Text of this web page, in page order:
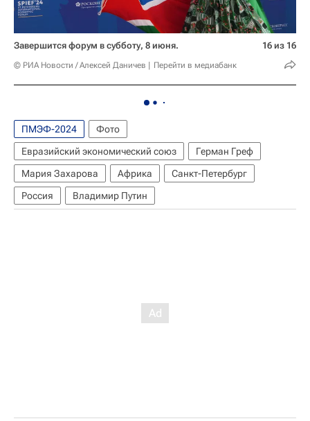
Завершится форум в субботу, 8 июня.
© РИА Новости / Алексей Даничев Перейти в медиабанк
16 из 16
ПМЭФ-2024
Фото
Евразийский экономический союз
Герман Греф
Мария Захарова
Африка
Санкт-Петербург
Россия
Владимир Путин